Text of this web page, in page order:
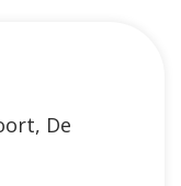
De